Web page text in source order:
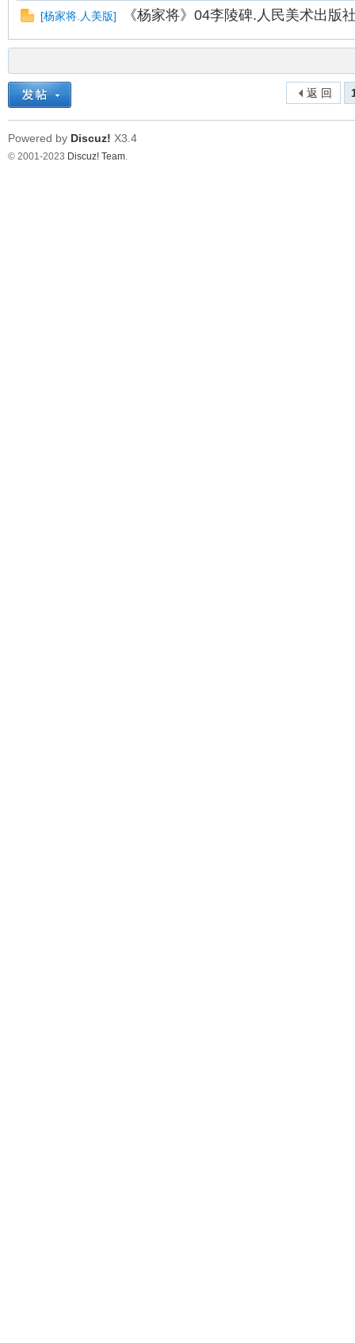
[杨家将.人美版] 《杨家将》04李陵碑.人民美术出版
返 回
Powered by Discuz! X3.4
© 2001-2023 Discuz! Team.